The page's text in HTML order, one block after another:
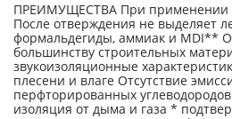
ПРЕИМУЩЕСТВА При применении
После отверждения не выделяет
формальдегиды, аммиак и MDI**
большинству строительных
звукоизоляционные
плесени и влаге Отсутствие
перфторированных
изоляция от дыма и газа *